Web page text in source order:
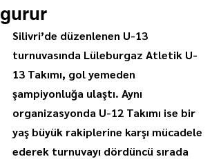
gurur
Silivri’de düzenlenen U-13
turnuvasında Lüleburgaz Atletik U-
13 Takımı, gol yemeden
şampiyonluğa ulaştı. Aynı
organizasyonda U-12 Takımı ise bir
yaş büyük rakiplerine karşı mücadele
ederek turnuvayı dördüncü sırada